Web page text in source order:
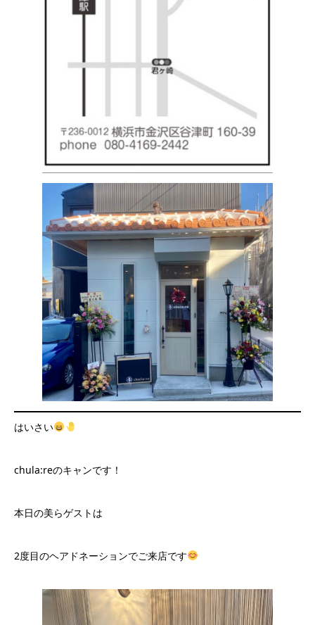
はいさい
chula:reのキャンです！
本日の美らゲストは
2度目のヘアドネーションでご来店です